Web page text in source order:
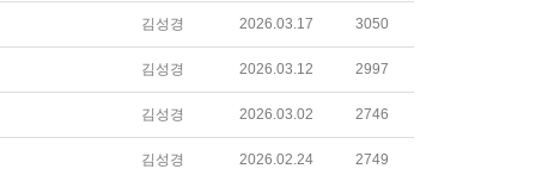
김성경 2026.03.17 3050
김성경 2026.03.12 2997
김성경 2026.03.02 2746
김성경 2026.02.24 2749